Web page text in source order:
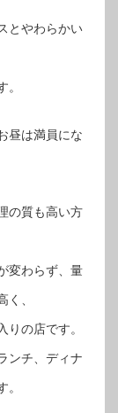
とやわらかい
昼は満員にな
の質も高い方
変わらず、量
、
の店です。
ンチ、ディナ